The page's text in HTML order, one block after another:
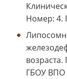
Номер: 4.
ГБОУ ВПО